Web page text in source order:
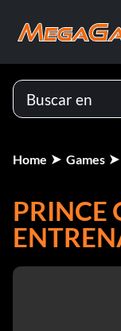
Home Games
PRINCE